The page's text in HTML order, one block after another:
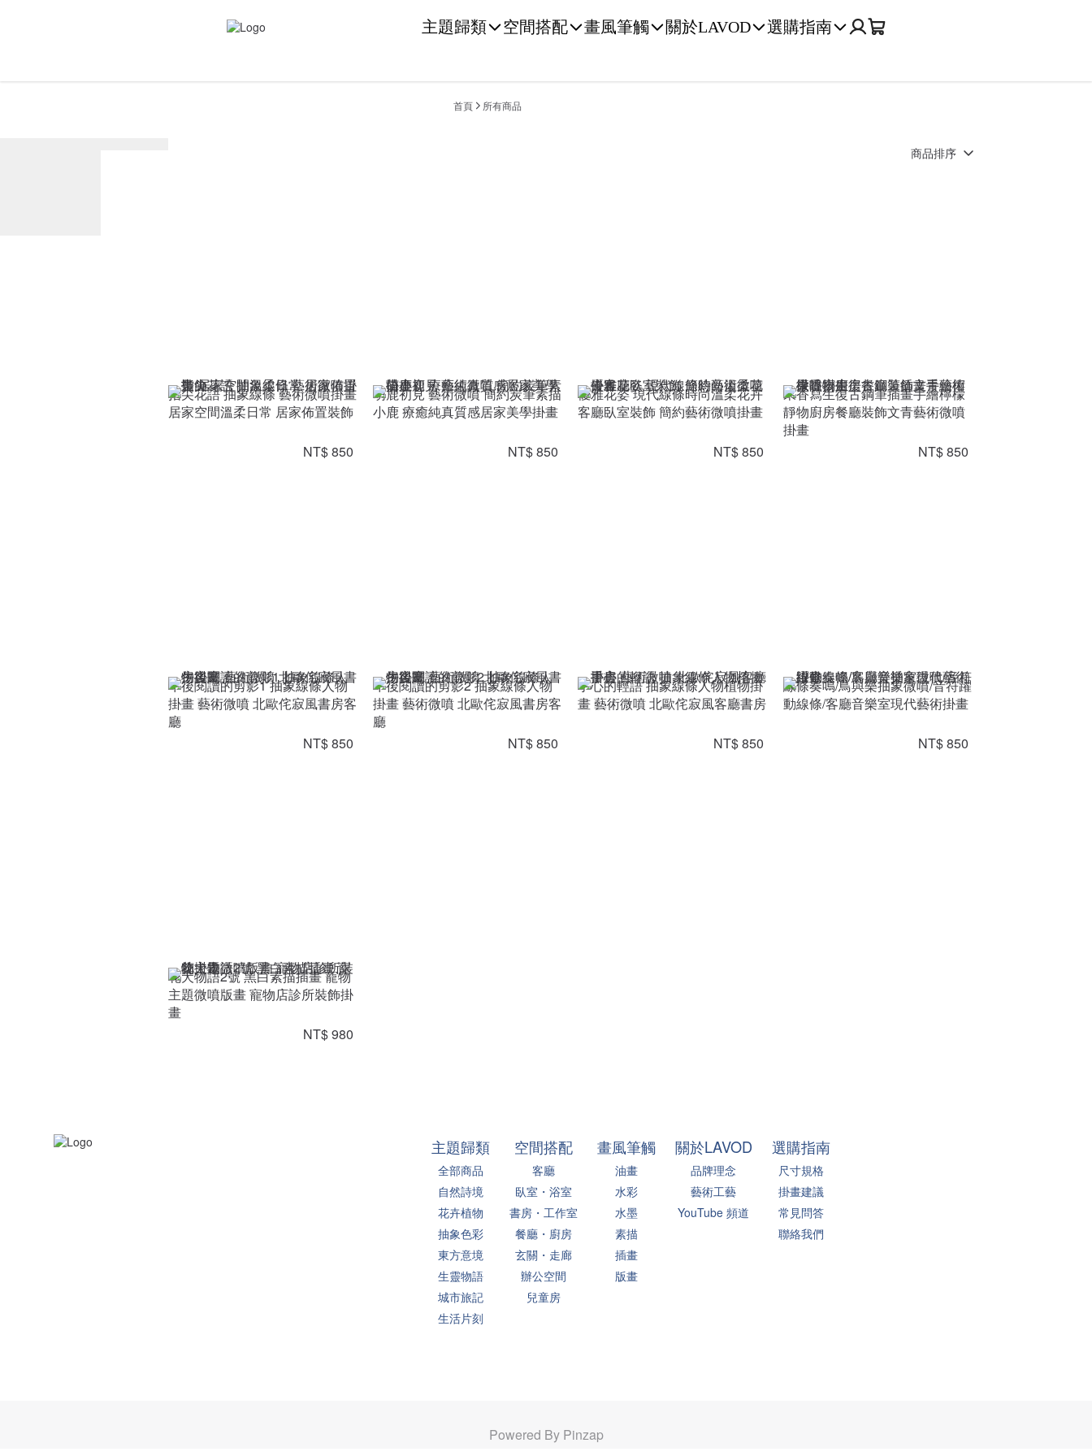
主題歸類 空間搭配 畫風筆觸 關於LAVOD 選購指南
首頁 所有商品
商品排序
指尖花語 抽象線條 藝術微噴掛畫
居家空間溫柔日常 居家佈置裝飾
NT$ 850
萌鹿初見 藝術微噴 簡約炭筆素描
小鹿 療癒純真質感居家美學掛畫
NT$ 850
優雅花姿 現代線條時尚溫柔花卉
客廳臥室裝飾 簡約藝術微噴掛畫
NT$ 850
果香寫生復古鋼筆插畫手繪檸檬
靜物廚房餐廳裝飾文青藝術微噴
掛畫
NT$ 850
午後閱讀的剪影1 抽象線條人物
掛畫 藝術微噴 北歐侘寂風書房客
廳
NT$ 850
午後閱讀的剪影2 抽象線條人物
掛畫 藝術微噴 北歐侘寂風書房客
廳
NT$ 850
手心的輕語 抽象線條人物植物掛
畫 藝術微噴 北歐侘寂風客廳書房
NT$ 850
線條奏鳴/鳥與樂抽象微噴/音符躍
動線條/客廳音樂室現代藝術掛畫
NT$ 850
花犬物語2號 黑白素描插畫 寵物
主題微噴版畫 寵物店診所裝飾掛
畫
NT$ 980
主題歸類
全部商品
自然詩境
花卉植物
抽象色彩
東方意境
生靈物語
城市旅記
生活片刻
空間搭配
客廳
臥室・浴室
書房・工作室
餐廳・廚房
玄關・走廊
辦公空間
兒童房
畫風筆觸
油畫
水彩
水墨
素描
插畫
版畫
關於LAVOD
品牌理念
藝術工藝
YouTube 頻道
選購指南
尺寸規格
掛畫建議
常見問答
聯絡我們
Powered By Pinzap